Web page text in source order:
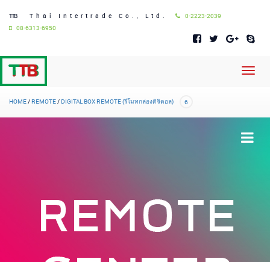
TTB Thai Intertrade Co., Ltd.
0-2223-2039
08-6313-6950
HOME /REMOTE /DIGITAL BOX REMOTE (รีโมทกล่องดิจิตอล) 6